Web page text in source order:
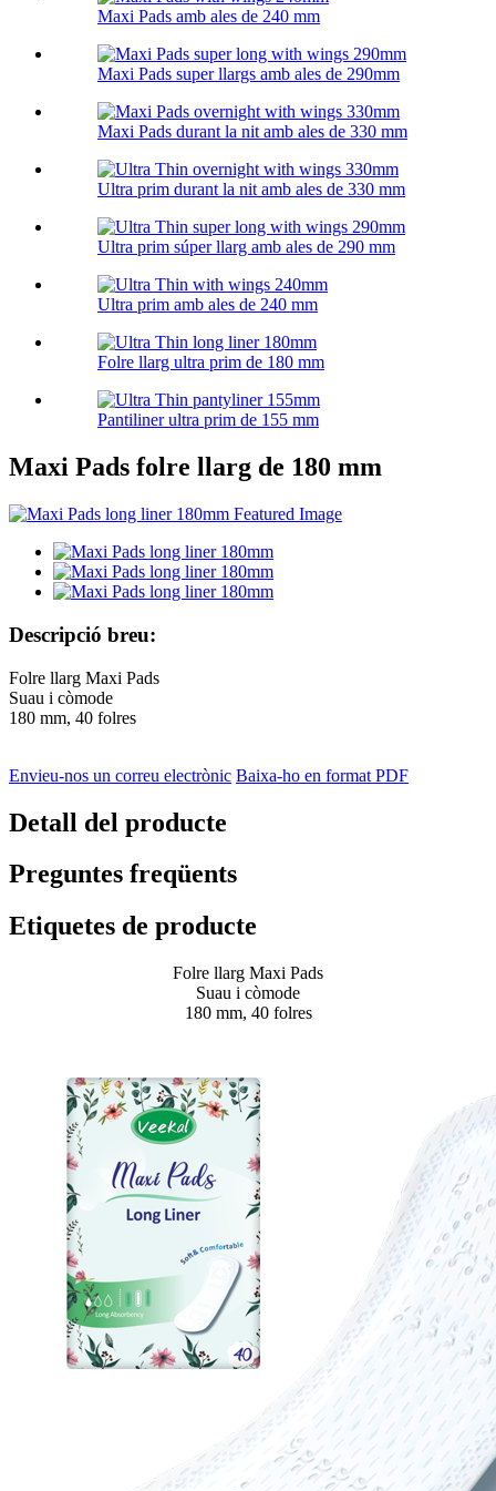
Maxi Pads amb ales de 240 mm
Maxi Pads super llargs amb ales de 290mm
Maxi Pads durant la nit amb ales de 330 mm
Ultra prim durant la nit amb ales de 330 mm
Ultra prim súper llarg amb ales de 290 mm
Ultra prim amb ales de 240 mm
Folre llarg ultra prim de 180 mm
Pantiliner ultra prim de 155 mm
Maxi Pads folre llarg de 180 mm
Descripció breu:
Folre llarg Maxi Pads
Suau i còmode
180 mm, 40 folres
Envieu-nos un correu electrònic Baixa-ho en format PDF
Detall del producte
Preguntes freqüents
Etiquetes de producte
Folre llarg Maxi Pads
Suau i còmode
180 mm, 40 folres